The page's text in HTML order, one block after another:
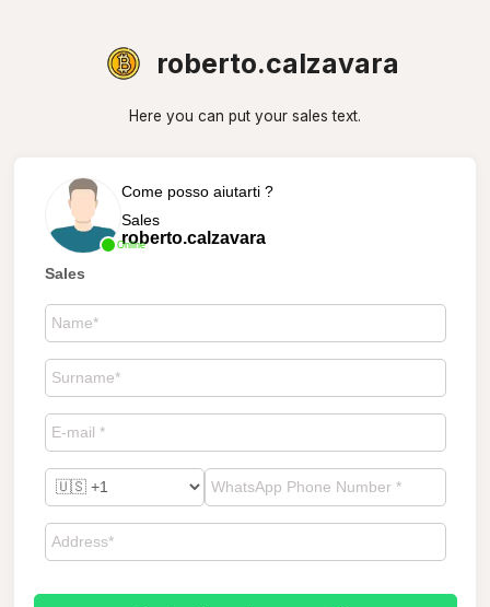
roberto.calzavara
Here you can put your sales text.
Online
Come posso aiutarti ?
Sales
roberto.calzavara
Sales